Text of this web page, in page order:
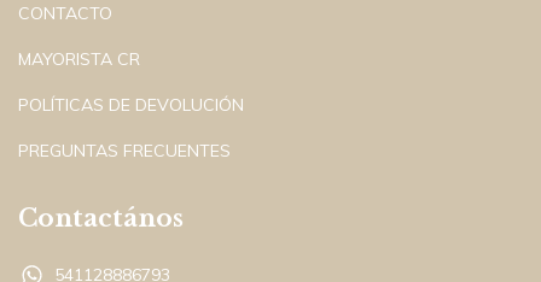
CONTACTO
MAYORISTA CR
POLÍTICAS DE DEVOLUCIÓN
PREGUNTAS FRECUENTES
Contactános
541128886793